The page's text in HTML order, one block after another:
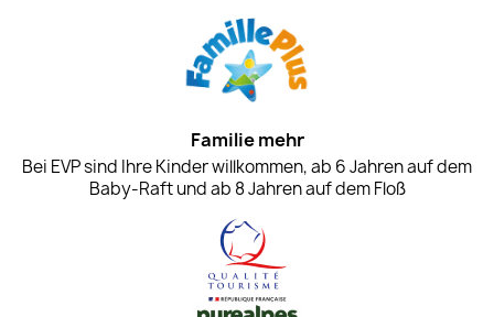
Familie mehr
Bei EVP sind Ihre Kinder willkommen, ab 6 Jahren auf dem
Baby-Raft und ab 8 Jahren auf dem Floß